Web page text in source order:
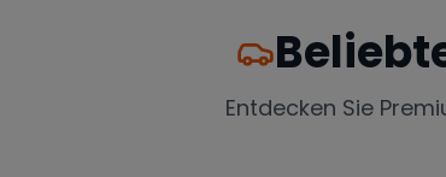
Entdecken Sie